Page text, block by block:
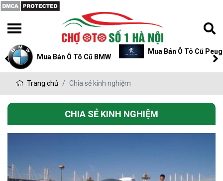
Mua Bán Ô Tô Cũ Peugeot Mua Bán Ô Tô Cũ
Trang chủ Chia sẻ kinh nghiệm
CHIA SẺ KINH NGHIỆM